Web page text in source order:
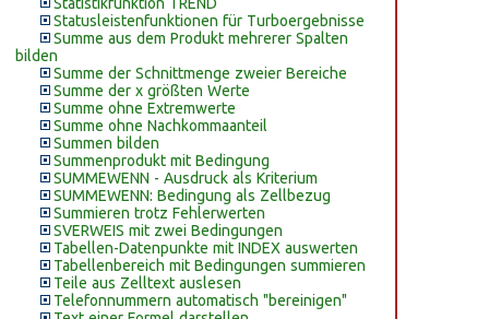
Statusleistenfunktionen für Turboergebnisse
Summe aus dem Produkt mehrerer Spalten
bilden
Summe der Schnittmenge zweier Bereiche
Summe der x größten Werte
Summe ohne Extremwerte
Summe ohne Nachkommaanteil
Summen bilden
Summenprodukt mit Bedingung
SUMMEWENN - Ausdruck als Kriterium
SUMMEWENN: Bedingung als Zellbezug
Summieren trotz Fehlerwerten
SVERWEIS mit zwei Bedingungen
Tabellen-Datenpunkte mit INDEX auswerten
Tabellenbereich mit Bedingungen summieren
Teile aus Zelltext auslesen
Telefonnummern automatisch "bereinigen"